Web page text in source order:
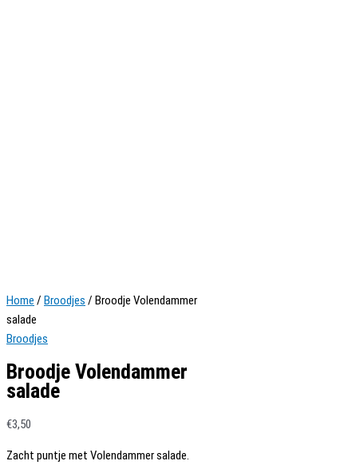
Home / Broodjes / Broodje Volendammer
salade
Broodjes
Broodje Volendammer
salade
€3,50
Zacht puntje met Volendammer salade.